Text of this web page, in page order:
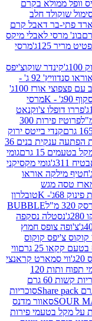
בקרם
חלב
דאבל קרם
לאבלי מיקס
מרסי
שוקוצ'יפס
מילקה אוראו סנדוויץ' 92 ג' -
מילקה שוקולד חלב עם פצפוצי אורז 100ג'
מרסי
צ'וקנאט
פרוטיז פירות 300
בייטס ירוק
ביצת הפתעה ענקית בנים 36
גומי
מקסיקני
אוראו
טובלרון
BUBBLE
נסקפה
חמוץ
קוקוס
ווי
קראנצי
SKILLS DUO סוכריות על מקל בטעמי תפוח ותות 120
סוכריות קשות 60 גרם
סוכריות
מדנס
פירות